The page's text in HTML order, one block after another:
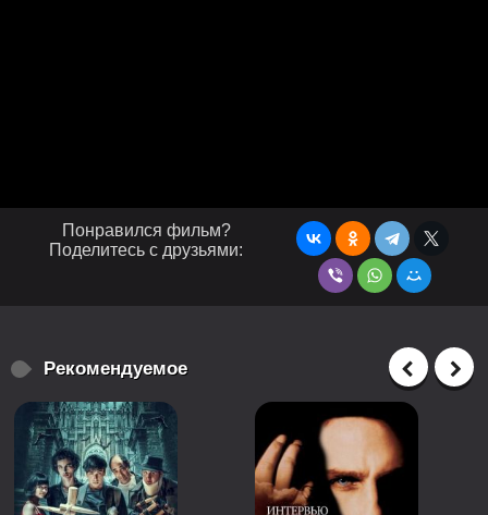
Понравился фильм?
Поделитесь с друзьями:
Рекомендуемое